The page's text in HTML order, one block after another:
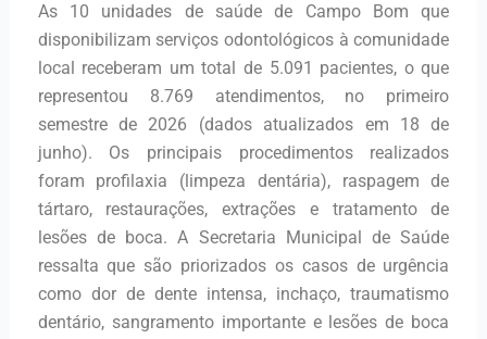
As 10 unidades de saúde de Campo Bom que
disponibilizam serviços odontológicos à comunidade
local receberam um total de 5.091 pacientes, o que
representou 8.769 atendimentos, no primeiro
semestre de 2026 (dados atualizados em 18 de
junho). Os principais procedimentos realizados
foram profilaxia (limpeza dentária), raspagem de
tártaro, restaurações, extrações e tratamento de
lesões de boca. A Secretaria Municipal de Saúde
ressalta que são priorizados os casos de urgência
como dor de dente intensa, inchaço, traumatismo
dentário, sangramento importante e lesões de boca